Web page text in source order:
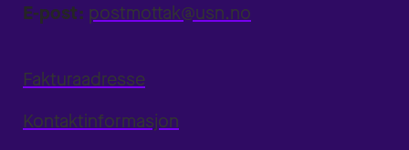
E-post: postmottak@usn.no
Fakturaadresse
Kontaktinformasjon